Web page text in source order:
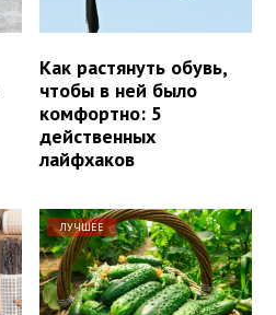
Как растянуть обувь,
чтобы в ней было
комфортно: 5
действенных
лайфхаков
ЛУЧШЕЕ